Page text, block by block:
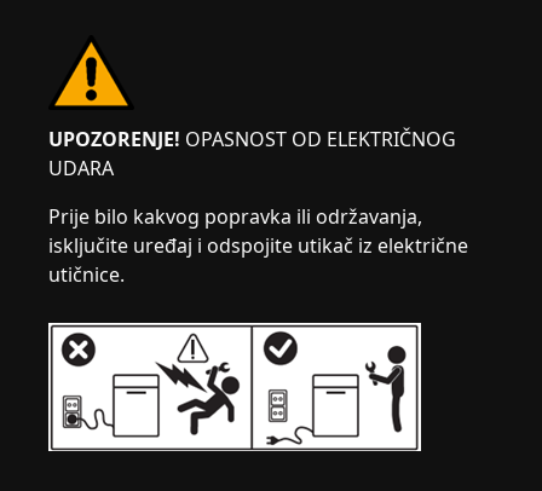
UPOZORENJE! OPASNOST OD ELEKTRIČNOG
UDARA
Prije bilo kakvog popravka ili održavanja,
isključite uređaj i odspojite utikač iz električne
utičnice.